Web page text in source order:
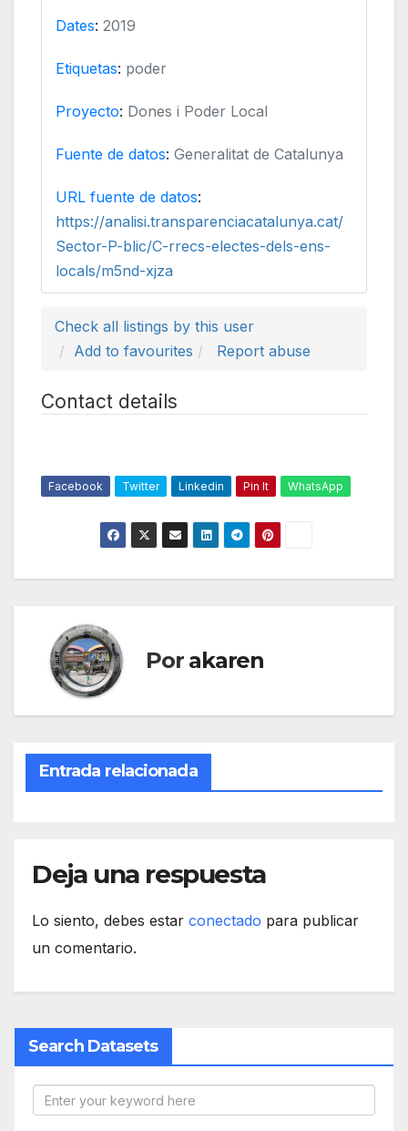
Dates: 2019
Etiquetas: poder
Proyecto: Dones i Poder Local
Fuente de datos: Generalitat de Catalunya
URL fuente de datos:
https://analisi.transparenciacatalunya.cat/
Sector-P-blic/C-rrecs-electes-dels-ens-
locals/m5nd-xjza
Check all listings by this user
Add to favourites
Report abuse
Contact details
Facebook Twitter Linkedin Pin It WhatsApp
Por akaren
Entrada relacionada
Deja una respuesta
Lo siento, debes estar conectado para publicar
un comentario.
Search Datasets